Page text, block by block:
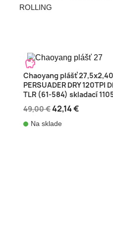
ROLLING
Chaoyang plášť
PERSUADER DRY 120TPI
TLR (61-584) skladací
49,00 €42,14 €
Na sklade
savings